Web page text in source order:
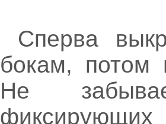
Сперва
бокам, потом
Не